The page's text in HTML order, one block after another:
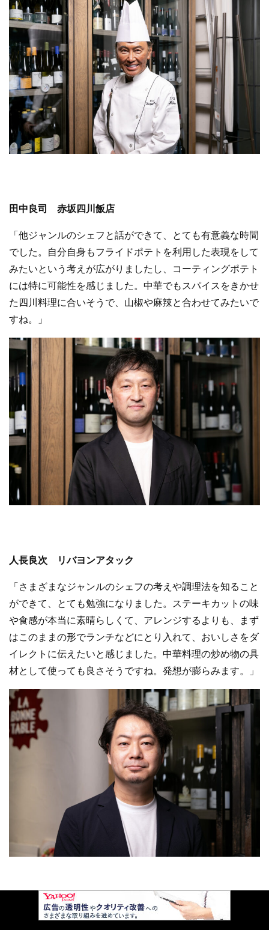
田中良司 赤坂四川飯店
「他ジャンルのシェフと話ができて、とても有意義な時間
でした。自分自身もフライドポテトを利用した表現をして
みたいという考えが広がりましたし、コーティングポテト
には特に可能性を感じました。中華でもスパイスをきかせ
た四川料理に合いそうで、山椒や麻辣と合わせてみたいで
すね。」
人長良次 リバヨンアタック
「さまざまなジャンルのシェフの考えや調理法を知ること
ができて、とても勉強になりました。ステーキカットの味
や食感が本当に素晴らしくて、アレンジするよりも、まず
はこのままの形でランチなどにとり入れて、おいしさをダ
イレクトに伝えたいと感じました。中華料理の炒め物の具
材として使っても良さそうですね。発想が膨らみます。」
川角徳聖 京華菜 清香